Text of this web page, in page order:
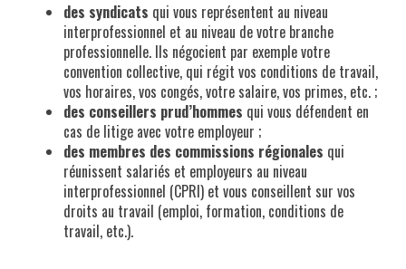
des syndicats qui vous représentent au niveau
interprofessionnel et au niveau de votre branche
professionnelle. Ils négocient par exemple votre
convention collective, qui régit vos conditions de travail,
vos horaires, vos congés, votre salaire, vos primes, etc. ;
des conseillers prud’hommes qui vous défendent en
cas de litige avec votre employeur ;
des membres des commissions régionales qui
réunissent salariés et employeurs au niveau
interprofessionnel (CPRI) et vous conseillent sur vos
droits au travail (emploi, formation, conditions de
travail, etc.).